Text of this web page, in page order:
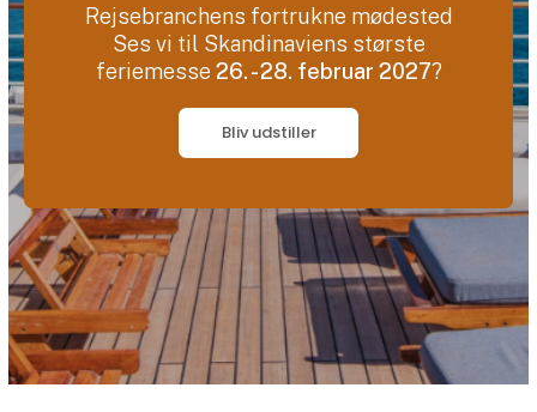
Rejsebranchens fortrukne mødested
Ses vi til Skandinaviens største
feriemesse 26. - 28. februar 2027?
Bliv udstiller